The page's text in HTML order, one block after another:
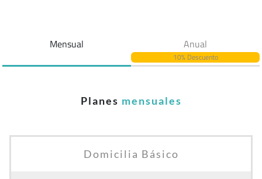
Mensual Anual
10% Descuento
Planes mensuales
Domicilia Básico